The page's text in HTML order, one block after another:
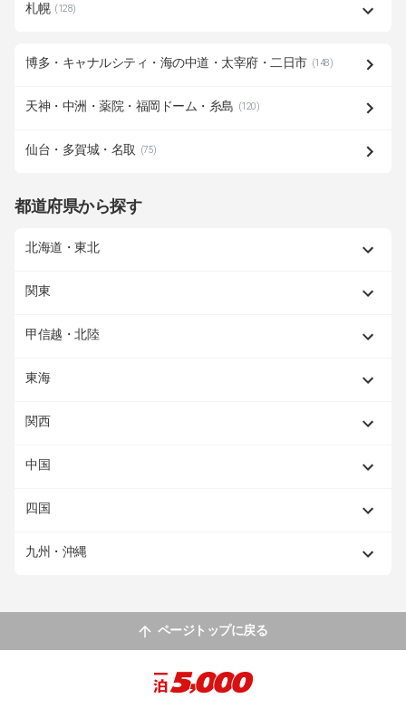
札幌 (128)
博多・キャナルシティ・海の中道・太宰府・二日市 (148)
天神・中洲・薬院・福岡ドーム・糸島 (120)
仙台・多賀城・名取 (75)
都道府県から探す
北海道・東北
関東
甲信越・北陸
東海
関西
中国
四国
九州・沖縄
ページトップに戻る